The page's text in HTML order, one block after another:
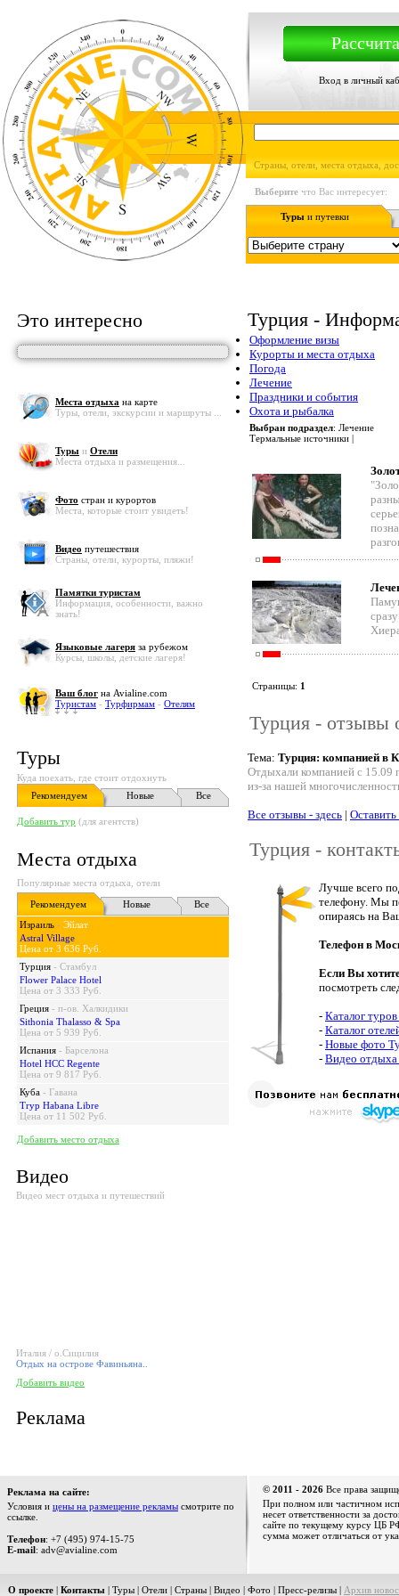
Вход в личный
Страны, отели, места отдыха,
Выберите что Вас интересует:
Туры и путевки
Это интересно
Места отдыха на карте
Туры, отели, экскурсии и маршруты ...
Туры и Отели
Места отдыха и размещения...
Фото стран и курортов
Места, которые стоит увидеть!
Видео путешествия
Страны, отели, курорты, пляжи!
Памятки туристам
Информация, особенности, важно
знать!
Языковые лагеря за рубежом
Курсы, школы, детские лагеря!
Ваш блог на Avialine.com
Туристам - Турфирмам - Отелям
Туры
Куда поехать, где стоит отдохнуть
Рекомендуем
Новые Все
Добавить тур (для агентств)
Места отдыха
Популярные места отдыха, отели
Рекомендуем
Новые
Все
Израиль - Эйлат
Astral Village
Цена от 3 636 Руб.
Турция - Стамбул
Flower Palace Hotel
Цена от 3 333 Руб.
Греция - п-ов. Халкидики
Sithonia Thalasso & Spa
Цена от 5 939 Руб.
Испания - Барселона
Hotel HCC Regente
Цена от 9 817 Руб.
Куба - Гавана
Tryp Habana Libre
Цена от 11 502 Руб.
Добавить место отдыха
Видео
Видео мест отдыха и путешествий
Италия / о.Сицилия
Отдых на острове Фавиньяна..
Добавить видео
Реклама
Турция -
Оформление визы
Курорты и места отдыха
Погода
Лечение
Праздники и события
Охота и рыбалка
Выбран подраздел: Лечение
Термальные источники |
Страницы: 1
Турция - отзывы
Тема: Турция: компанией в
Отдыхали компанией с 15.09
из-за нашей
Все отзывы - здесь |
Турция -
Лучше всего
телефону. Мы
опираясь на
Телефон в
Если Вы
посмотреть
- Каталог
- Каталог
- Новые фото
- Видео отдыха
Реклама на сайте:
Условия и цены на размещение рекламы смотрите по
ссылке.
Телефон: +7 (495) 974-15-75
E-mail: adv@avialine.com
© 2011 - 2026 Все права
При полном или частичном
несет ответственности за
сайте по текущему курсу ЦБ
сумма может отличаться от
О проекте | Контакты | Туры | Отели | Страны | Видео | Фото | Пресс-релизы | Архив